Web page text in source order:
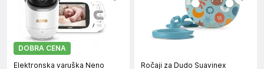
DOBRA CENA
Elektronska varuška Neno
Ročaji za Dudo Suavinex